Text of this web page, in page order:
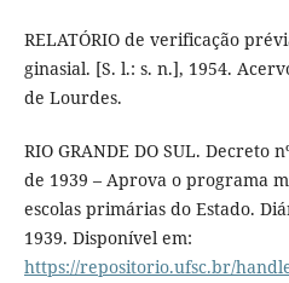
RELATÓRIO de verificação
ginasial. [S. l.: s. n.], 1954.
de Lourdes.
RIO GRANDE DO SUL. Decreto
de 1939 – Aprova o programa
escolas primárias do Estado.
1939. Disponível em:
https://repositorio.ufsc.br/